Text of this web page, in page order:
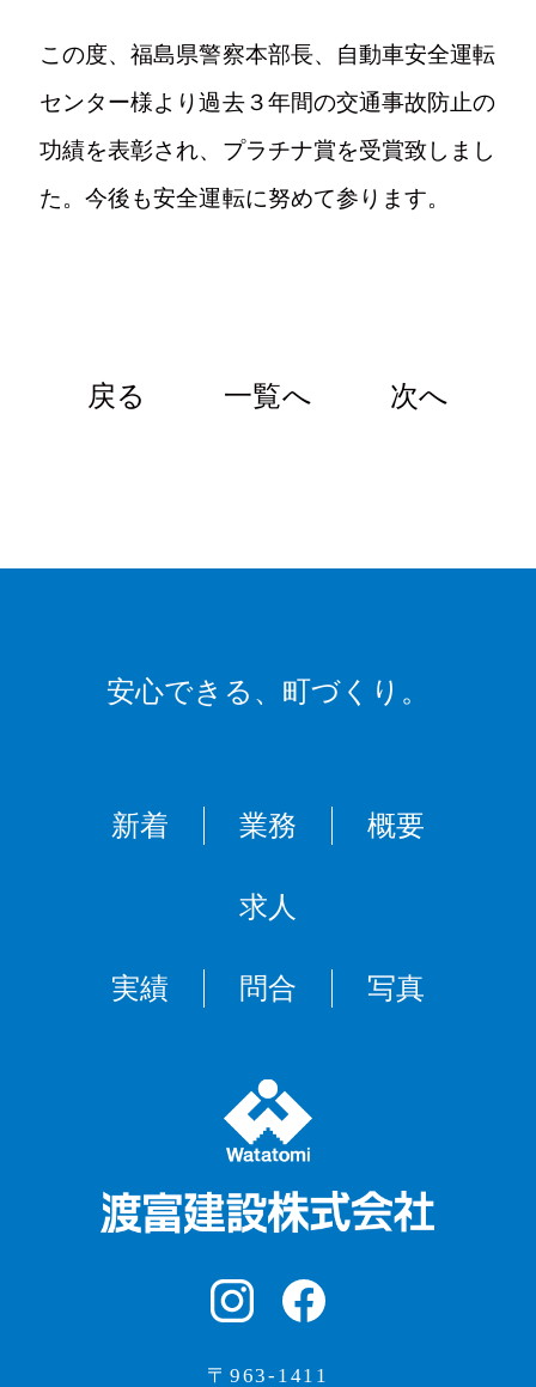
Tel.024-982-2218
福島県郡山市湖南町舟津村上1-2
この度、福島県警察本部長、自動車安全運転
センター様より過去３年間の交通事故防止の
功績を表彰され、プラチナ賞を受賞致しまし
た。今後も安全運転に努めて参ります。
戻る 一覧へ 次へ
安心できる、 町づくり。
新着 業務 概要
求人
実績 問合 写真
〒963-1411